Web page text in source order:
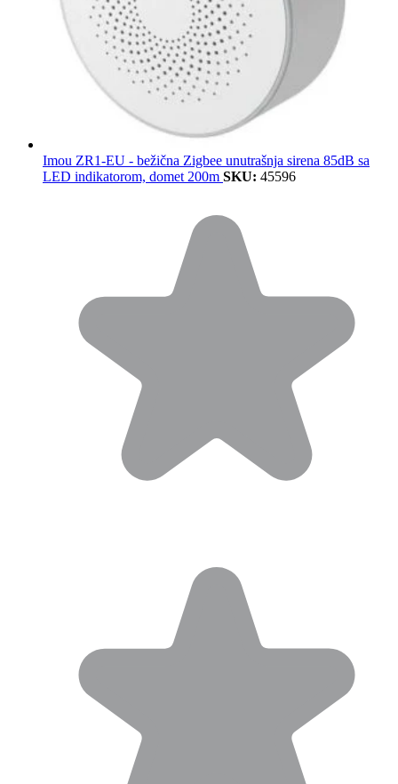
Imou ZR1-EU - bežična Zigbee unutrašnja sirena 85dB sa
LED indikatorom, domet 200m SKU: 45596